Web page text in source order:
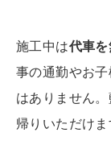
施工中は代車
事の通勤やお
はありません
帰りいただけま